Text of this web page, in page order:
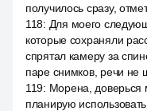
получилось сразу,
118: Для моего
которые сохраняли
спрятал камеру за
паре снимков, речи не
119: Морена,
планирую